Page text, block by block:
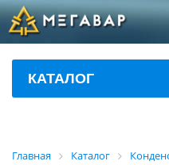
КАТАЛОГ
Главная Каталог